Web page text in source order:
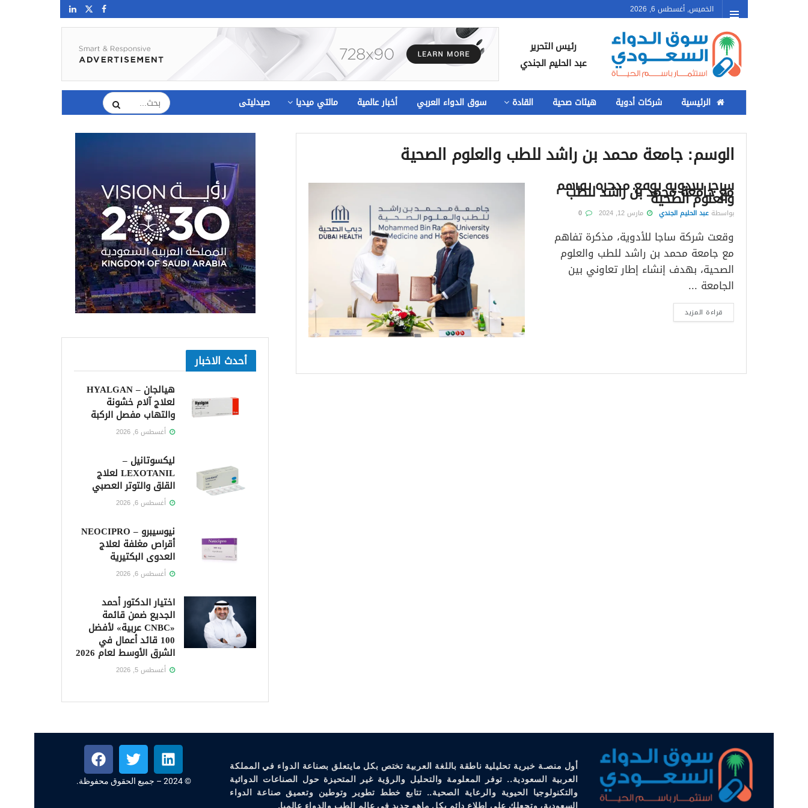
الخميس, أغسطس 6, 2026
رئيس التحرير
عبد الحليم الجندي
الرئيسية شركات أدوية هيئات صحية القادة سوق الدواء العربي أخبار عالمية مالتي ميديا صيدليتى
الوسم:جامعة محمد بن راشد للطب والعلوم الصحية
ساجا للأدوية توقع مذكرة تفاهم
مع جامعة محمد بن راشد للطب
والعلوم الصحية
بواسطة عبد الحليم الجندي مارس 12, 2024
وقعت شركة ساجا للأدوية، مذكرة تفاهم
مع جامعة محمد بن راشد للطب والعلوم
الصحية، بهدف إنشاء إطار تعاوني بين
الجامعة ...
قراءة المزيد
أحدث الاخبار
هيالجان – HYALGAN
لعلاج آلام خشونة
والتهاب مفصل الركبة
أغسطس 6, 2026
ليكسوتانيل –
LEXOTANIL لعلاج
القلق والتوتر العصبي
أغسطس 6, 2026
نيوسيبرو – NEOCIPRO
أقراص مغلفة لعلاج
العدوى البكتيرية
أغسطس 6, 2026
اختيار الدكتور أحمد
الجديع ضمن قائمة
«CNBC عربية» لأفضل
100 قائد أعمال في
الشرق الأوسط لعام 2026
أغسطس 5, 2026
أول منصـة خبرية تحليلية ناطقة باللغة العربية تختص بكل مايتعلق بصناعة الدواء في المملكة
العربية السعودية.. توفر المعلومة والتحليل والرؤية غير المتحيزة حول الصناعات الدوائية
والتكنولوجيا الحيوية والرعاية الصحية.. تتابع خطط تطوير وتوطين وتعميق صناعة الدواء
© 2024 – جميع الحقوق محفوظة.